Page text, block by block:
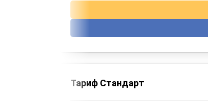
Тариф Стандарт